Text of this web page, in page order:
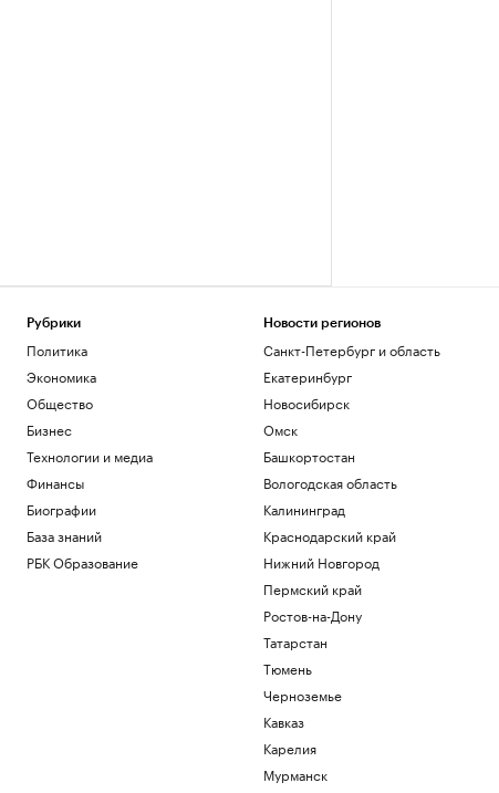
Рубрики
Политика
Экономика
Общество
Бизнес
Технологии и медиа
Финансы
Биографии
База знаний
РБК Образование
Новости регионов
Санкт-Петербург и область
Екатеринбург
Новосибирск
Омск
Башкортостан
Вологодская область
Калининград
Краснодарский край
Нижний Новгород
Пермский край
Ростов-на-Дону
Татарстан
Тюмень
Черноземье
Кавказ
Карелия
Мурманск